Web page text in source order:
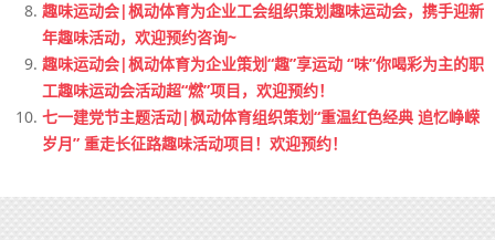
趣味运动会|枫动体育为企业工会组织策划趣味运动会，携手迎新
年趣味活动，欢迎预约咨询~
趣味运动会|枫动体育为企业策划“趣”享运动 “味”你喝彩为主的职
工趣味运动会活动超“燃”项目，欢迎预约！
七一建党节主题活动|枫动体育组织策划“重温红色经典 追忆峥嵘
岁月” 重走长征路趣味活动项目！欢迎预约！